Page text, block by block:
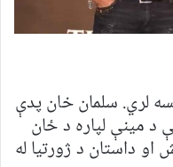
لري. سلمان خان پدې
مینې لپاره د ځان
داستان د ژورتیا له